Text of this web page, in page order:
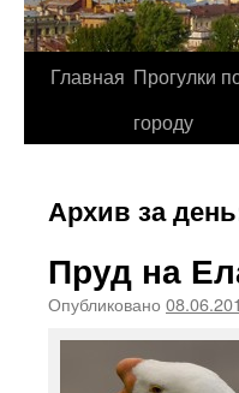
Перейти
Главная Прогулки
городу
Архив за
Пруд на
Опубликовано